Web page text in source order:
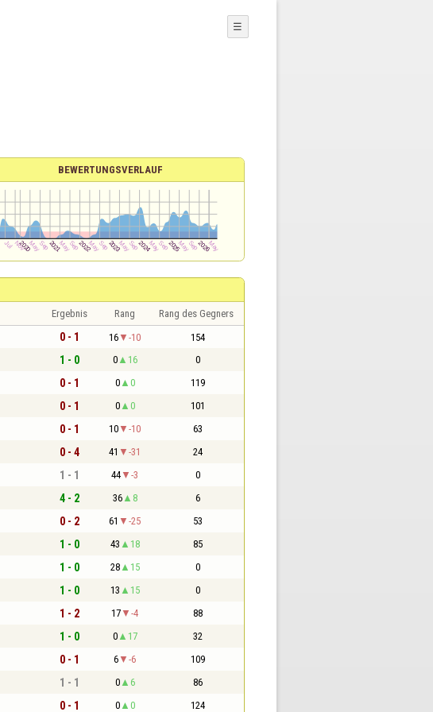
☰
BEWERTUNGSVERLAUF
Ergebnis Rang Rang des Gegners
0 - 1 16 -10 154
1 - 0 0 16 0
0 - 1 0 0 119
0 - 1 0 0 101
0 - 1 10 -10 63
0 - 4 41 -31 24
1 - 1 44 -3 0
4 - 2 36 8 6
0 - 2 61 -25 53
1 - 0 43 18 85
1 - 0 28 15 0
1 - 0 13 15 0
1 - 2 17 -4 88
1 - 0 0 17 32
0 - 1 6 -6 109
1 - 1 0 6 86
0 - 1 0 0 124